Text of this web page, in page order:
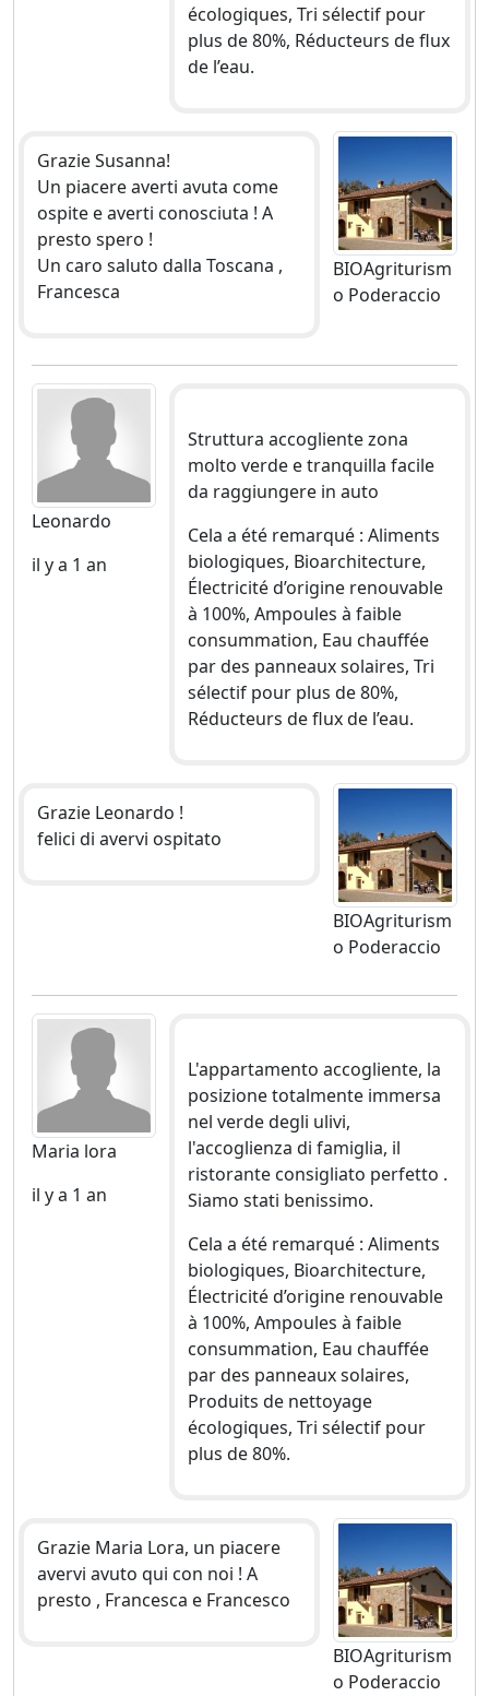
écologiques, Tri sélectif pour
plus de 80%, Réducteurs de flux
de l’eau.
Grazie Susanna!
Un piacere averti avuta come
ospite e averti conosciuta ! A
presto spero !
Un caro saluto dalla Toscana ,
Francesca
BIOAgriturism
o Poderaccio
Leonardo
il y a 1 an
Struttura accogliente zona
molto verde e tranquilla facile
da raggiungere in auto
Cela a été remarqué : Aliments
biologiques, Bioarchitecture,
Électricité d’origine renouvable
à 100%, Ampoules à faible
consummation, Eau chauffée
par des panneaux solaires, Tri
sélectif pour plus de 80%,
Réducteurs de flux de l’eau.
Grazie Leonardo !
felici di avervi ospitato
BIOAgriturism
o Poderaccio
Maria lora
il y a 1 an
L'appartamento accogliente, la
posizione totalmente immersa
nel verde degli ulivi,
l'accoglienza di famiglia, il
ristorante consigliato perfetto .
Siamo stati benissimo.
Cela a été remarqué : Aliments
biologiques, Bioarchitecture,
Électricité d’origine renouvable
à 100%, Ampoules à faible
consummation, Eau chauffée
par des panneaux solaires,
Produits de nettoyage
écologiques, Tri sélectif pour
plus de 80%.
Grazie Maria Lora, un piacere
avervi avuto qui con noi ! A
presto , Francesca e Francesco
BIOAgriturism
o Poderaccio